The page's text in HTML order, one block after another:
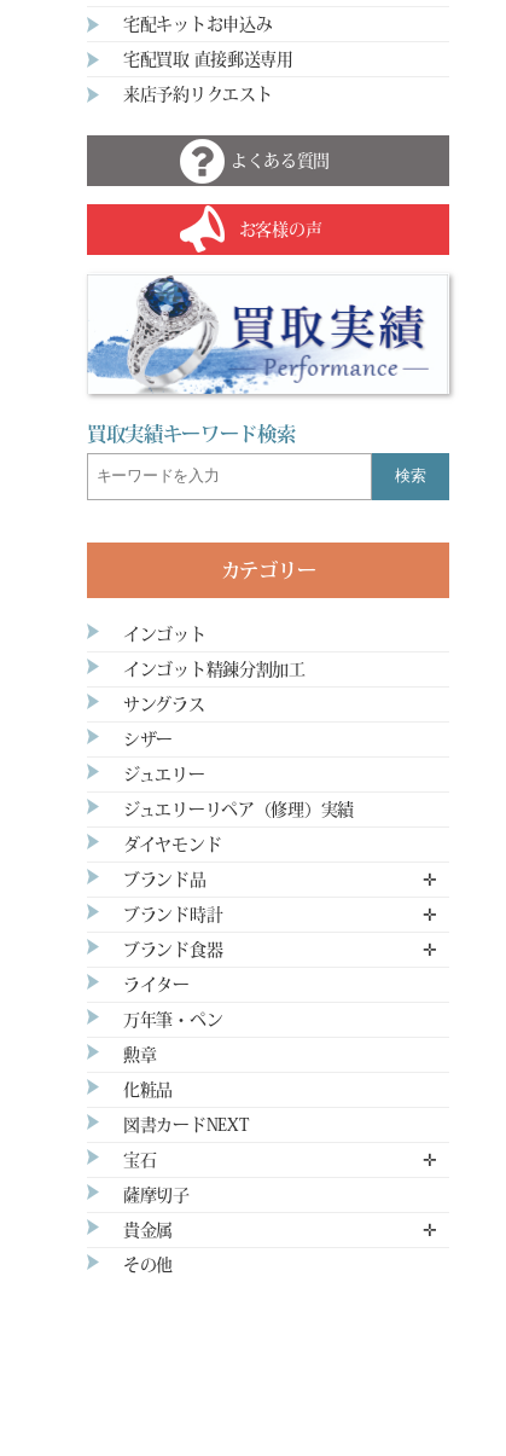
宅配キットお申込み
宅配買取 直接郵送専用
来店予約リクエスト
よくある質問
お客様の声
買取実績キーワード検索
検索
カテゴリー
インゴット
インゴット精錬分割加工
サングラス
シザー
ジュエリー
ジュエリーリペア（修理）実績
ダイヤモンド
ブランド品 ✛
ブランド時計 ✛
ブランド食器 ✛
ライター
万年筆・ペン
勲章
化粧品
図書カードNEXT
宝石 ✛
薩摩切子
貴金属 ✛
その他